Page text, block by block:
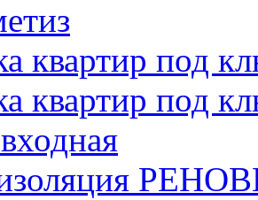
квартир под
квартир под